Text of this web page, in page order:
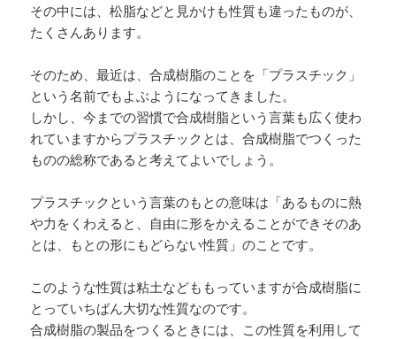
その中には、松脂などと見かけも性質も違ったものが、
たくさんあります。
そのため、最近は、合成樹脂のことを「プラスチック」
という名前でもよぶようになってきました。
しかし、今までの習慣で合成樹脂という言葉も広く使わ
れていますからプラスチックとは、合成樹脂でつくった
ものの総称であると考えてよいでしょう。
プラスチックという言葉のもとの意味は「あるものに熱
や力をくわえると、自由に形をかえることができそのあ
とは、もとの形にもどらない性質」のことです。
このような性質は粘土などももっていますが合成樹脂に
とっていちばん大切な性質なのです。
合成樹脂の製品をつくるときには、この性質を利用して